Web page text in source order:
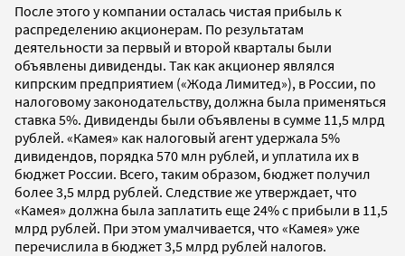
После этого у компании осталась чистая прибыль к
распределению акционерам. По результатам
деятельности за первый и второй кварталы были
объявлены дивиденды. Так как акционер являлся
кипрским предприятием («Жода Лимитед»), в России, по
налоговому законодательству, должна была применяться
ставка 5%. Дивиденды были объявлены в сумме 11,5 млрд
рублей. «Камея» как налоговый агент удержала 5%
дивидендов, порядка 570 млн рублей, и уплатила их в
бюджет России. Всего, таким образом, бюджет получил
более 3,5 млрд рублей. Следствие же утверждает, что
«Камея» должна была заплатить еще 24% с прибыли в 11,5
млрд рублей. При этом умалчивается, что «Камея» уже
перечислила в бюджет 3,5 млрд рублей налогов.